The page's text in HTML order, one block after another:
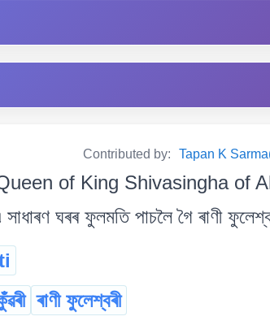
Contributed by: Tapan K
of King Shivasingha of
ঘৰৰ ফুলমতি পাচলৈ গৈ ৰাণী
ৰাণী ফুলেশ্বৰী